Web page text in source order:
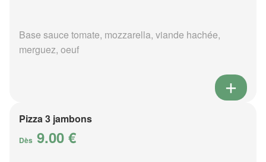
Base sauce tomate, mozzarella, viande hachée,
merguez, oeuf
Pizza 3 jambons
Dès 9.00 €